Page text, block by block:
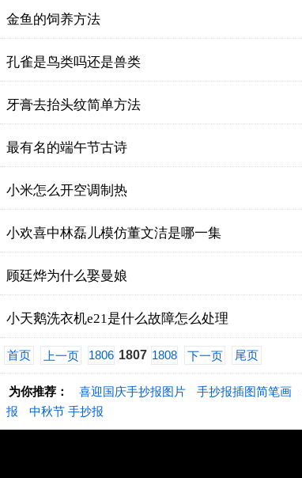
金鱼的饲养方法
孔雀是鸟类吗还是兽类
牙膏去抬头纹简单方法
最有名的端午节古诗
小米怎么开空调制热
小欢喜中林磊儿模仿董文洁是哪一集
顾廷烨为什么娶曼娘
小天鹅洗衣机e21是什么故障怎么处理
首页 上一页 1806 1807 1808 下一页 尾页
为你推荐： 喜迎国庆手抄报图片 手抄报插图简笔画
报
中秋节 手抄报